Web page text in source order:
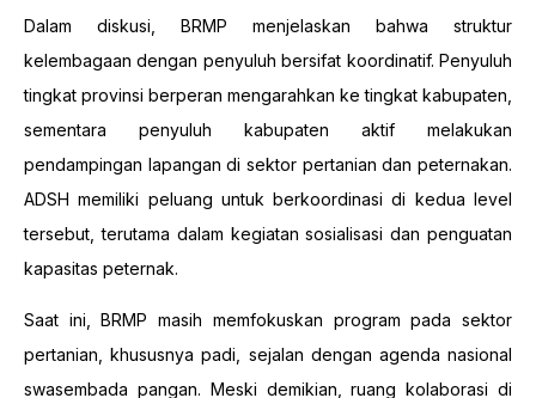
Dalam diskusi, BRMP menjelaskan bahwa struktur
kelembagaan dengan penyuluh bersifat koordinatif. Penyuluh
tingkat provinsi berperan mengarahkan ke tingkat kabupaten,
sementara penyuluh kabupaten aktif melakukan
pendampingan lapangan di sektor pertanian dan peternakan.
ADSH memiliki peluang untuk berkoordinasi di kedua level
tersebut, terutama dalam kegiatan sosialisasi dan penguatan
kapasitas peternak.
Saat ini, BRMP masih memfokuskan program pada sektor
pertanian, khususnya padi, sejalan dengan agenda nasional
swasembada pangan. Meski demikian, ruang kolaborasi di